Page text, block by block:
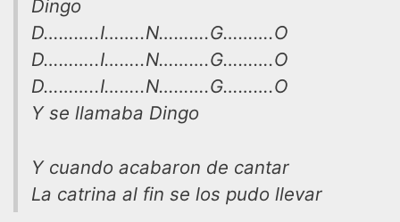
Dingo
D………..I……..N……….G……….O
D………..I……..N……….G……….O
D………..I……..N……….G……….O
Y se llamaba Dingo
Y cuando acabaron de cantar
La catrina al fin se los pudo llevar